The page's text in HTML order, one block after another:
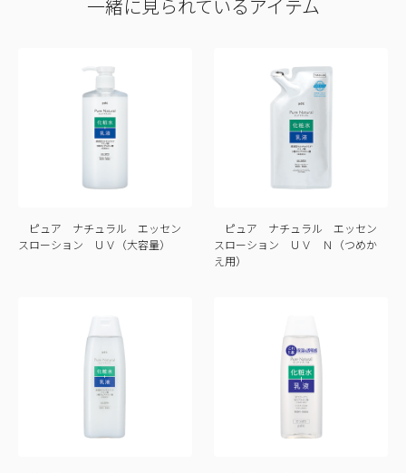
一緒に見られているアイテム
ピュア ナチュラル エッセン
スローション ＵＶ（大容量）
ピュア ナチュラル エッセン
スローション ＵＶ Ｎ（つめか
え用）